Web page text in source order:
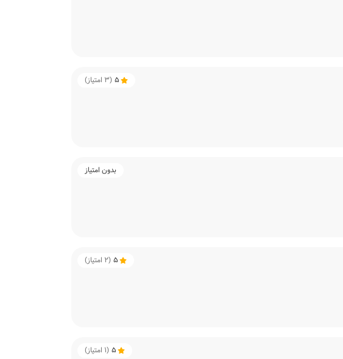
5
(
3 امتیاز)
بدون امتیاز
5
(
2 امتیاز)
5
(
1 امتیاز)